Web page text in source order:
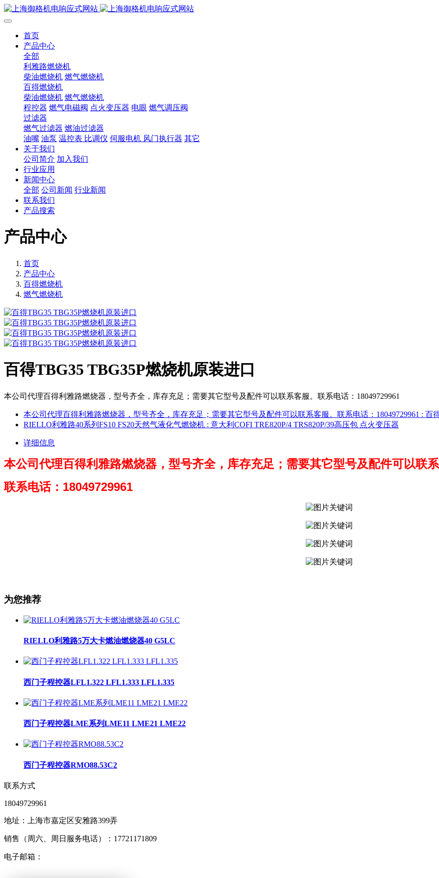
首页
产品中心
全部
利雅路燃烧机
柴油燃烧机 燃气燃烧机
百得燃烧机
柴油燃烧机 燃气燃烧机
程控器 燃气电磁阀 点火变压器 电眼 燃气调压阀
过滤器
燃气过滤器 燃油过滤器
油嘴 油泵 温控表 比调仪 伺服电机 风门执行器 其它
关于我们
公司简介 加入我们
行业应用
新闻中心
全部 公司新闻 行业新闻
联系我们
产品搜索
产品中心
首页
产品中心
百得燃烧机
燃气燃烧机
百得TBG35 TBG35P燃烧机原装进口
本公司代理百得利雅路燃烧器，型号齐全，库存充足；需要其它型号及配件可以联系客服。联系电话：18049729961
本公司代理百得利雅路燃烧器，型号齐全，库存充足；需要其它型号及配件可以联系客服。联系电话：18049729961 : 百
RIELLO利雅路40系列FS10 FS20天然气液化气燃烧机 : 意大利COFI TRE820P/4 TRS820P/39高压包 点火变压器
详细信息
本公司代理百得利雅路燃烧器，型号齐全，库存充足；需要其它型号及配件可以联
联系电话：18049729961
为您推荐
RIELLO利雅路5万大卡燃油燃烧器40 G5LC
西门子程控器LFL1.322 LFL1.333 LFL1.335
西门子程控器LME系列LME11 LME21 LME22
西门子程控器RMO88.53C2
联系方式
18049729961
地址：上海市嘉定区安雅路399弄
销售（周六、周日服务电话）：17721171809
电子邮箱：